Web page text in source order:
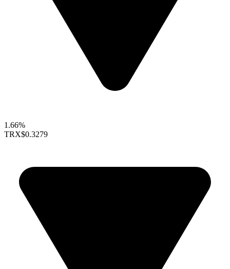
1.66%
TRX$0.3279